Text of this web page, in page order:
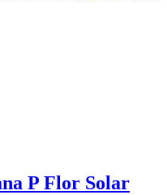
P Flor Solar